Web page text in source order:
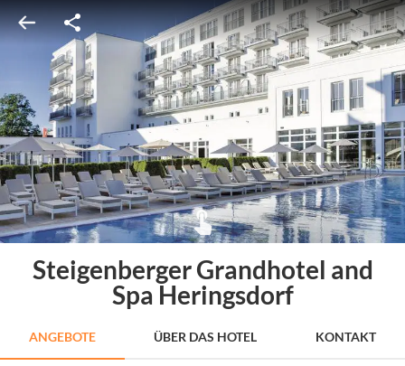
Steigenberger Grandhotel and
Spa Heringsdorf
ANGEBOTE ÜBER DAS HOTEL KONTAKT